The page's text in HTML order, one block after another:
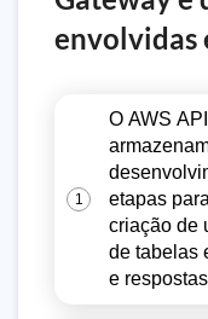
envolvidas
1
O AWS
etapas
criação de
de tabelas
e